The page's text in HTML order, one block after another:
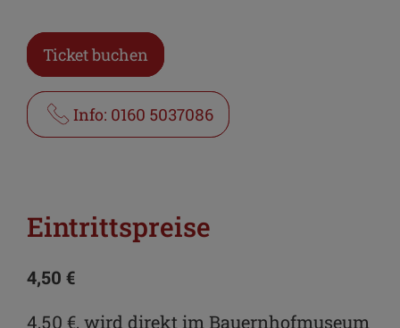
Ticket buchen
Info: 0160 5037086
Eintrittspreise
4,50 €
4,50 €, wird direkt im Bauernhofmuseum